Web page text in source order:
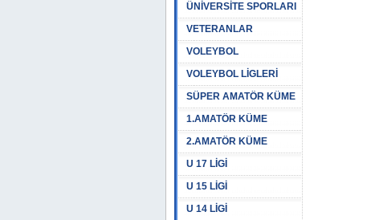
ÜNİVERSİTE SPORLARI
VETERANLAR
VOLEYBOL
VOLEYBOL LİGLERİ
SÜPER AMATÖR KÜME
1.AMATÖR KÜME
2.AMATÖR KÜME
U 17 LİGİ
U 15 LİGİ
U 14 LİGİ